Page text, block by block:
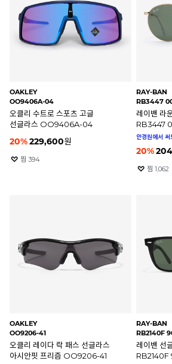
OAKLEY
OO9406A-04
오클리 수트로 스포츠 고글
선글라스 OO9406A-04
20%229,600원
찜 394
RAY-BAN
RB3447
레이밴 라
RB3447
안경원에서 써
20%
찜 1,062
OAKLEY
OO9206-41
오클리 레이다 락 패스 선글라스
아시안핏 프리즘 OO9206-41
RAY-BAN
RB2140F
레이밴 선
RB2140F